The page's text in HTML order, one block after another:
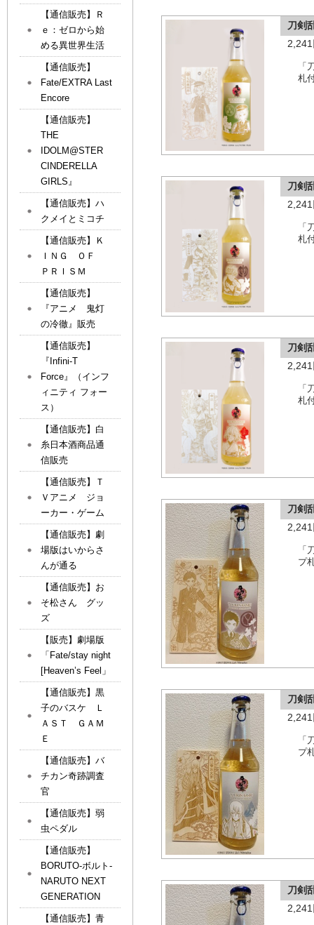
刀剣
「
札
刀剣
「
札
刀剣
「
札
刀剣
「
プ
刀剣
「
プ
刀剣
【通信販売】Ｒ
ｅ：ゼロから始
める異世界生活
【通信販売】
Fate/EXTRA Last
Encore
【通信販売】
THE
IDOLM@STER
CINDERELLA
GIRLS』
【通信販売】ハ
クメイとミコチ
【通信販売】Ｋ
ＩＮＧ ＯＦ
ＰＲＩＳＭ
【通信販売】
『アニメ 鬼灯
の冷徹』販売
【通信販売】
『Infini-T
Force』（インフ
ィニティ フォー
ス）
【通信販売】白
糸日本酒商品通
信販売
【通信販売】Ｔ
Ｖアニメ ジョ
ーカー・ゲーム
【通信販売】劇
場版はいからさ
んが通る
【通信販売】お
そ松さん グッ
ズ
【販売】劇場版
「Fate/stay night
[Heaven’s Feel」
【通信販売】黒
子のバスケ Ｌ
ＡＳＴ ＧＡＭ
Ｅ
【通信販売】バ
チカン奇跡調査
官
【通信販売】弱
虫ペダル
【通信販売】
BORUTO-ボルト-
NARUTO NEXT
GENERATION
【通信販売】青